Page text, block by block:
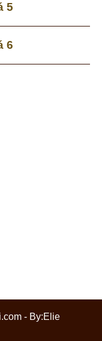
5
6
- By:Elie